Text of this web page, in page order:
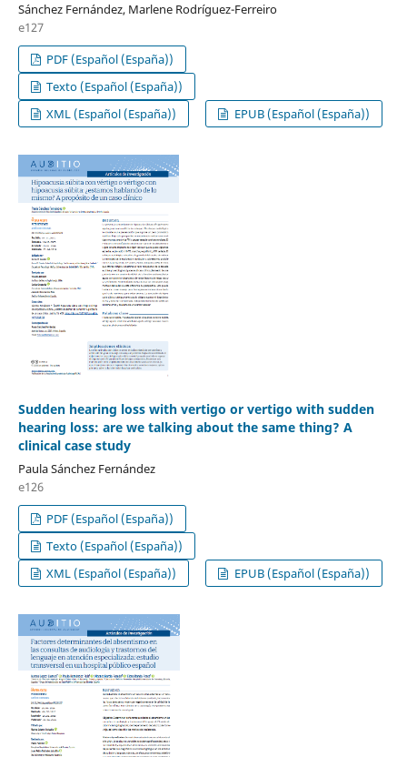
Sánchez Fernández, Marlene Rodríguez-Ferreiro
e127
PDF (Español (España))
Texto (Español (España))
XML (Español (España))
EPUB (Español (España))
Sudden hearing loss with vertigo or vertigo with sudden
hearing loss: are we talking about the same thing? A
clinical case study
Paula Sánchez Fernández
e126
PDF (Español (España))
Texto (Español (España))
XML (Español (España))
EPUB (Español (España))